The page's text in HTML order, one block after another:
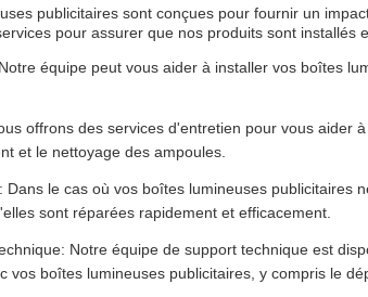
publicitaires sont conçues pour fournir un
pour assurer que nos produits sont installés
équipe peut vous aider à installer vos boîtes
offrons des services d'entretien pour vous aider
et le nettoyage des ampoules.
Dans le cas où vos boîtes lumineuses publicitaires
sont réparées rapidement et efficacement.
Notre équipe de support technique est
vos boîtes lumineuses publicitaires, y compris le